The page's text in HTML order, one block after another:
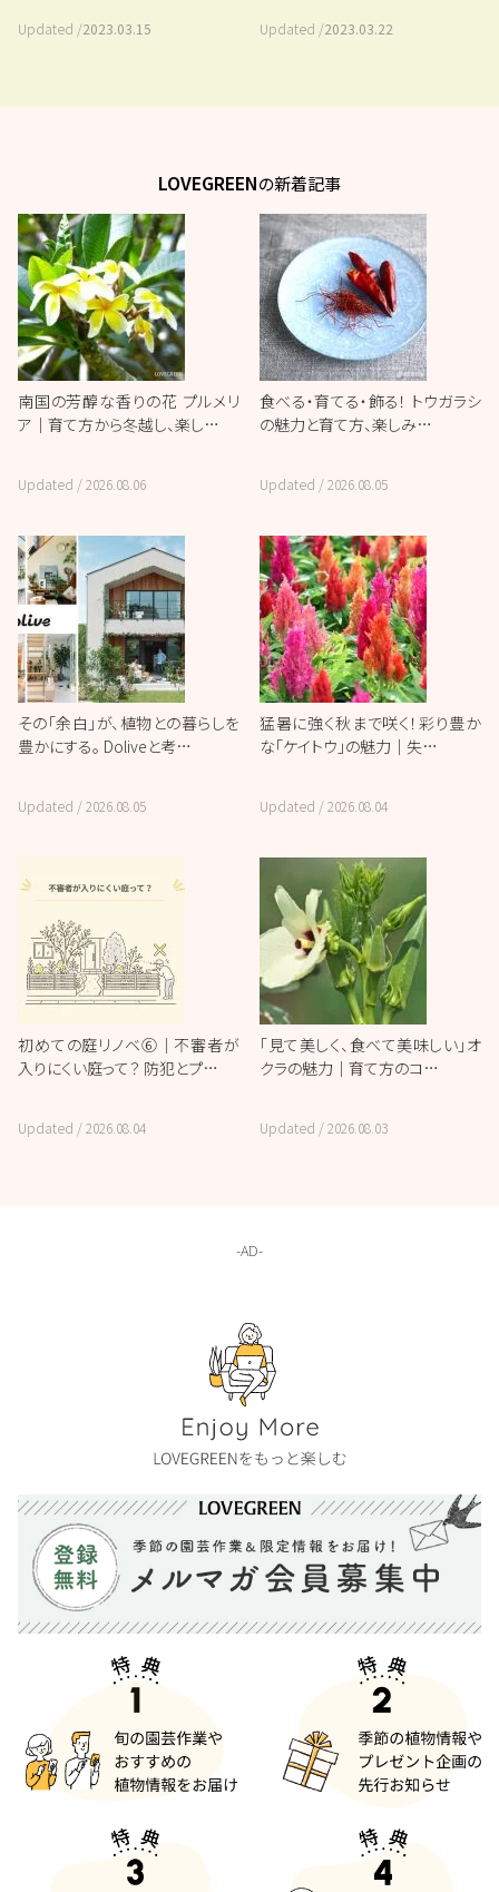
Updated /2023.03.15 Updated /2023.03.22
LOVEGREENの新着記事
南国の芳醇な香りの花 プルメリ
ア｜育て方から冬越し、楽し…
Updated /2026.08.06
食べる・育てる・飾る！ トウガラシ
の魅力と育て方、楽しみ…
Updated /2026.08.05
その「余白」が、植物との暮らしを
豊かにする。 Doliveと考…
Updated /2026.08.05
猛暑に強く秋まで咲く！彩り豊か
な「ケイトウ」の魅力｜失…
Updated /2026.08.04
初めての庭リノベ⑥｜不審者が
入りにくい庭って？ 防犯とプ…
Updated /2026.08.04
「見て美しく、食べて美味しい」オ
クラの魅力｜育て方のコ…
Updated /2026.08.03